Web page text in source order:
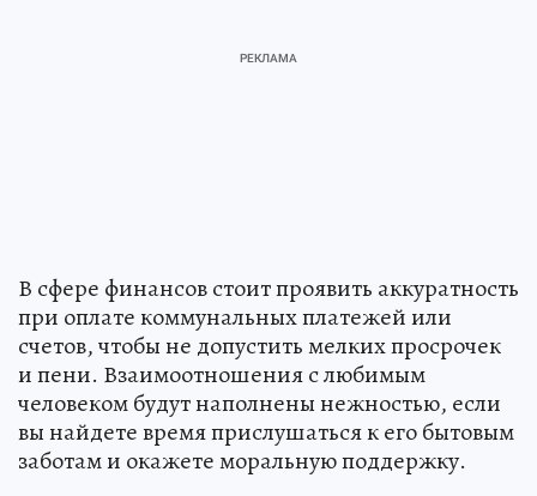
В сфере финансов стоит проявить аккуратность
при оплате коммунальных платежей или
счетов, чтобы не допустить мелких просрочек
и пени. Взаимоотношения с любимым
человеком будут наполнены нежностью, если
вы найдете время прислушаться к его бытовым
заботам и окажете моральную поддержку.